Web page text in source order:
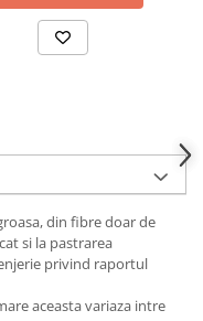
din fibre doar de
si la pastrarea
privind raportul
aceasta variaza intre